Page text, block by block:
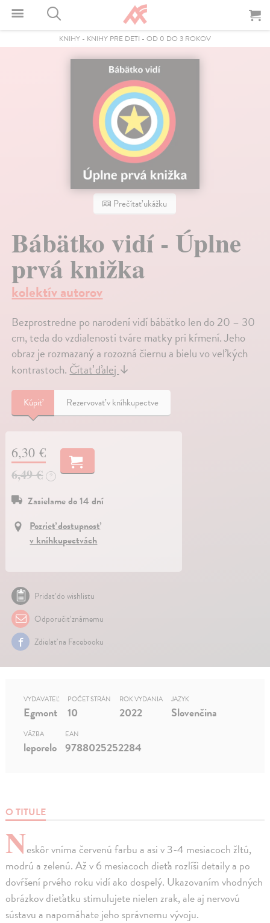
KNIHY - KNIHY PRE DETI - OD 0 DO 3 ROKOV
Prečítať ukážku
Bábätko vidí - Úplne
prvá knižka
kolektív autorov
Bezprostredne po narodení vidí bábätko len do 20 – 30
cm, teda do vzdialenosti tváre matky pri kŕmení. Jeho
obraz je rozmazaný a rozozná čiernu a bielu vo veľkých
kontrastoch. Čítať ďalej ↓
Kúpiť Rezervovať v kníhkupectve
6,30 €
6,49 €
?
Zasielame do 14 dní
Pozrieť dostupnosť
v kníhkupectvách
Pridať do wishlistu
Odporučiť známemu
Zdielať na Facebooku
O TITULE
Neskôr vníma červenú farbu a asi v 3-4 mesiacoch žltú,
modrú a zelenú. Až v 6 mesiacoch dieťa rozlíši detaily a po
dovŕšení prvého roku vidí ako dospelý. Ukazovaním vhodných
obrázkov dieťatku stimulujete nielen zrak, ale aj nervovú
sústavu a napomáhate jeho správnemu vývoju.
VYDAVATEĽ
Egmont
POČET STRÁN
10
ROK VYDANIA
2022
JAZYK
Slovenčina
VÄZBA
leporelo
EAN
9788025252284